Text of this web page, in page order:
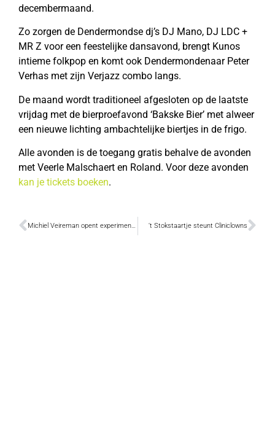
decembermaand.
Zo zorgen de Dendermondse dj’s DJ Mano, DJ LDC +
MR Z voor een feestelijke dansavond, brengt Kunos
intieme folkpop en komt ook Dendermondenaar Peter
Verhas met zijn Verjazz combo langs.
De maand wordt traditioneel afgesloten op de laatste
vrijdag met de bierproefavond ‘Bakske Bier’ met alweer
een nieuwe lichting ambachtelijke biertjes in de frigo.
Alle avonden is de toegang gratis behalve de avonden
met Veerle Malschaert en Roland. Voor deze avonden
kan je tickets boeken.
Michiel Veireman opent experimentele ruimte voor hedendaagse kunst ‘t Stokstaartje steunt Cliniclowns